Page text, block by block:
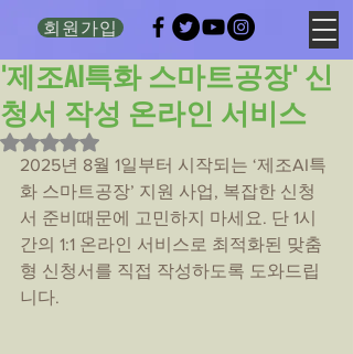
회원가입
'제조AI특화 스마트공장' 신
청서 작성 온라인 서비스
별점 5점 중 NaN점을 주었습니다.
2025년 8월 1일부터 시작되는 ‘제조AI특
화 스마트공장’ 지원 사업, 복잡한 신청
서 준비때문에 고민하지 마세요. 단 1시
간의 1:1 온라인 서비스로 최적화된 맞춤
형 신청서를 직접 작성하도록 도와드립
니다.